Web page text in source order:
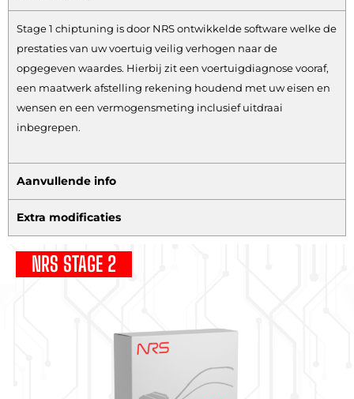
Stage 1 chiptuning is door NRS ontwikkelde software welke de
prestaties van uw voertuig veilig verhogen naar de
opgegeven waardes. Hierbij zit een voertuigdiagnose vooraf,
een maatwerk afstelling rekening houdend met uw eisen en
wensen en een vermogensmeting inclusief uitdraai
inbegrepen.
Aanvullende info
Extra modificaties
NRS STAGE 2